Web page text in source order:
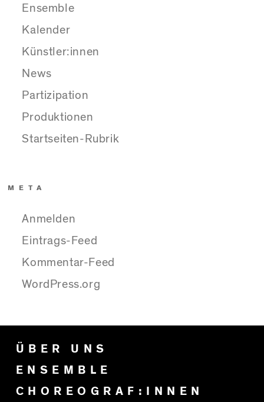
Ensemble
Kalender
Künstler:innen
News
Partizipation
Produktionen
Startseiten-Rubrik
META
Anmelden
Eintrags-Feed
Kommentar-Feed
WordPress.org
ÜBER UNS
ENSEMBLE
CHOREOGRAF:INNEN